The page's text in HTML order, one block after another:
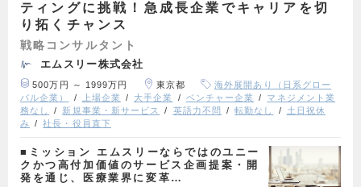
ティングに挑戦！急成長企業でキャリアを切
り拓くチャンス
戦略コンサルタント
エムスリー株式会社
500万円 ～ 1999万円 東京都
海外展開あり（日系グロー
バル企業）
上場企業 大手企業 ベンチャー企業
マネジメント業
務なし
新規事業・新サービス 英語力不問 転勤なし
土日祝休
み
社長・役員直下
■ミッション エムスリーならではのユニー
クかつ高付加価値のサービス企画提案・開
発を通じ、医療業界に変革…